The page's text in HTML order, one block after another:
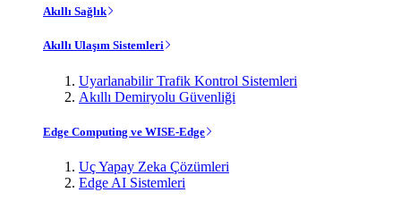
Akıllı Sağlık
Akıllı Ulaşım Sistemleri
Uyarlanabilir Trafik Kontrol Sistemleri
Akıllı Demiryolu Güvenliği
Edge Computing ve WISE-Edge
Uç Yapay Zeka Çözümleri
Edge AI Sistemleri